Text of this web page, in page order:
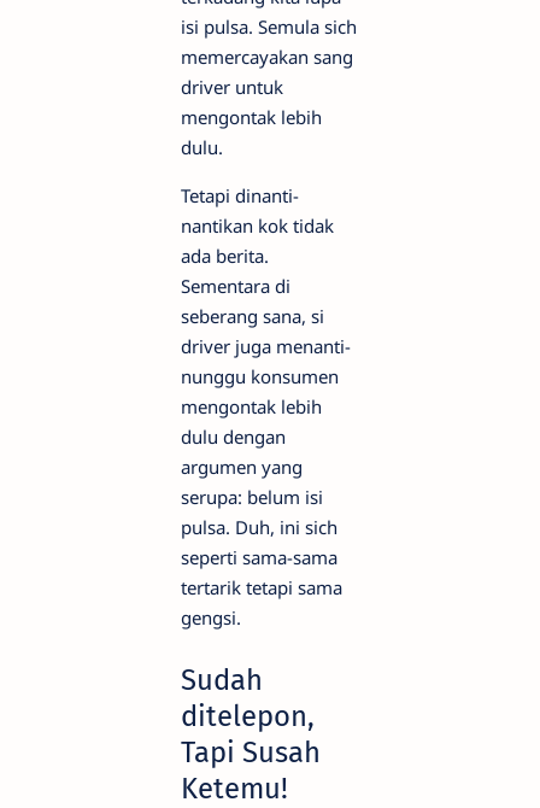
isi pulsa. Semula sich
memercayakan sang
driver untuk
mengontak lebih
dulu.
Tetapi dinanti-
nantikan kok tidak
ada berita.
Sementara di
seberang sana, si
driver juga menanti-
nunggu konsumen
mengontak lebih
dulu dengan
argumen yang
serupa: belum isi
pulsa. Duh, ini sich
seperti sama-sama
tertarik tetapi sama
gengsi.
Sudah
ditelepon,
Tapi Susah
Ketemu!